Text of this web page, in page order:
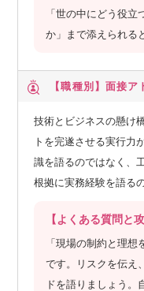
「世の中にどう役
か」まで添えられる
【職種別】 面接ア
技術とビジネスの懸け
トを完遂させる実行力
識を語るのではなく、
根拠に実務経験を語る
【よくある質問と
「現場の制約と理
です。リスクを伝え
ドを語りましょう。